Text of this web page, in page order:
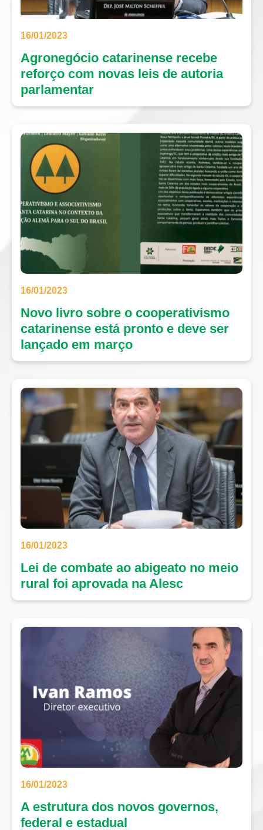
16/01/2023
Agronegócio catarinense recebe
reforço com novas leis de autoria
parlamentar
16/01/2023
Novo livro sobre o cooperativismo
catarinense está pronto e deve ser
lançado em março
16/01/2023
Lei de combate ao abigeato no meio
rural foi aprovada na Alesc
16/01/2023
A estrutura dos novos governos,
federal e estadual